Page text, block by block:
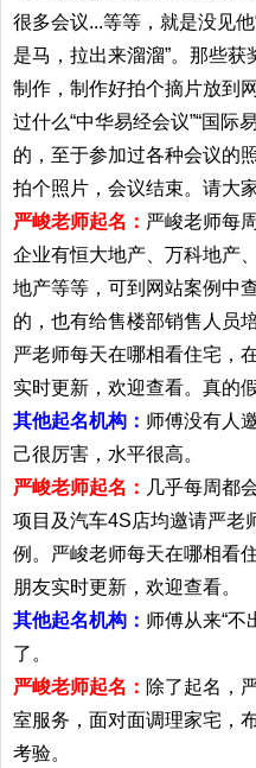
很多会议...等等，就是没见
是马，拉出来溜溜”。那些
制作，制作好拍个摘片放到
过什么“中华易经会议”“国际
的，至于参加过各种会议的
拍个照片，会议结束。请大
严峻老师起名： 严峻老师每
企业有恒大地产、万科地产
地产等等，可到网站案例中
的，也有给售楼部销售人员
严老师每天在哪相看住宅，
实时更新，欢迎查看。真的
其他起名机构： 师傅没有人
己很厉害，水平很高。
严峻老师起名： 几乎每周都
项目及汽车4S店均邀请严老
例。严峻老师每天在哪相看
朋友实时更新，欢迎查看。
其他起名机构： 师傅从来“不
了。
严峻老师起名： 除了起名，
室服务，面对面调理家宅，
考验。